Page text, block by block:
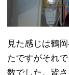
見た感じは鶴
たですがそれ
数でした。皆